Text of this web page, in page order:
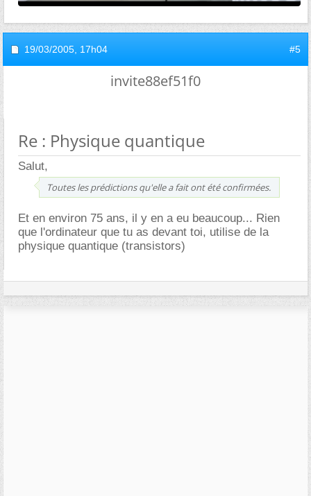
19/03/2005, 17h04 #5
invite88ef51f0
Re : Physique quantique
Salut,
Toutes les prédictions qu'elle a fait ont été confirmées.
Et en environ 75 ans, il y en a eu beaucoup... Rien
que l'ordinateur que tu as devant toi, utilise de la
physique quantique (transistors)